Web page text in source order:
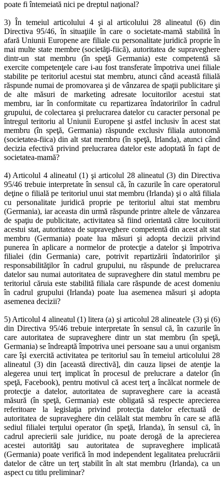
poate fi întemeiată nici pe dreptul naţional?
3) În temeiul articolului 4 şi al articolului 28 alineatul (6) din
Directiva 95/46, în situaţiile în care o societate-mamă stabilită în
afară Uniunii Europene are filiale cu personalitate juridică proprie în
mai multe state membre (societăţi-fiică), autoritatea de supraveghere
dintr-un stat membru (în speţă Germania) este competentă să
exercite competenţele care i-au fost transferate împotriva unei filiale
stabilite pe teritoriul acestui stat membru, atunci când această filială
răspunde numai de promovarea şi de vânzarea de spaţii publicitare şi
de alte măsuri de marketing adresate locuitorilor acestui stat
membru, iar în conformitate cu repartizarea îndatoririlor în cadrul
grupului, de colectarea şi prelucrarea datelor cu caracter personal pe
întregul teritoriu al Uniunii Europene şi astfel inclusiv în acest stat
membru (în speţă, Germania) răspunde exclusiv filiala autonomă
(societatea-fiica) din alt stat membru (în speţă, Irlanda), atunci când
decizia efectivă privind prelucrarea datelor este adoptată în fapt de
societatea-mamă?
4) Articolul 4 alineatul (1) şi articolul 28 alineatul (3) din Directiva
95/46 trebuie interpretate în sensul că, în cazurile în care operatorul
deţine o filială pe teritoriul unui stat membru (Irlanda) şi o altă filiala
cu personalitate juridică proprie pe teritoriul altui stat membru
(Germania), iar aceasta din urmă răspunde printre altele de vânzarea
de spaţiu de publicitate, activitatea să fiind orientată către locuitorii
acestui stat, autoritatea de supraveghere competentă din acest alt stat
membru (Germania) poate lua măsuri şi adopta decizii privind
punerea în aplicare a normelor de protecţie a datelor şi împotriva
filialei (din Germania) care, potrivit repartizării îndatoririlor şi
responsabilităţilor în cadrul grupului, nu răspunde de prelucrarea
datelor sau numai autoritatea de supraveghere din statul membru pe
teritoriul căruia este stabilită filiala care răspunde de acest domeniu
în cadrul grupului (Irlanda) poate lua asemenea măsuri şi adopta
asemenea decizii?
5) Articolul 4 alineatul (1) litera (a) şi articolul 28 alineatele (3) şi (6)
din Directiva 95/46 trebuie interpretate în sensul că, în cazurile în
care autoritatea de supraveghere dintr un stat membru (în speţă,
Germania) se îndreaptă împotriva unei persoane sau a unui organism
care îşi exercită activitatea pe teritoriul sau în temeiul articolului 28
alineatul (3) din [această directivă], din cauza lipsei de atenţie la
alegerea unui terţ implicat în procesul de prelucrare a datelor (în
speţă, Facebook), pentru motivul că acest terţ a încălcat normele de
protecţie a datelor, autoritatea de supraveghere care ia această
măsură (în speţă, Germania) este obligată să respecte aprecierea
referitoare la legislaţia privind protecţia datelor efectuată de
autoritatea de supraveghere din celălalt stat membru în care se află
sediul filialei terţului operator (în speţă, Irlanda), în sensul că, în
cadrul aprecierii sale juridice, nu poate derogă de la aprecierea
acestei autorităţi sau autoritatea de supraveghere implicată
(Germania) poate verifică în mod independent legalitatea prelucrării
datelor de către un terţ stabilit în alt stat membru (Irlanda), ca un
aspect cu titlu preliminar?